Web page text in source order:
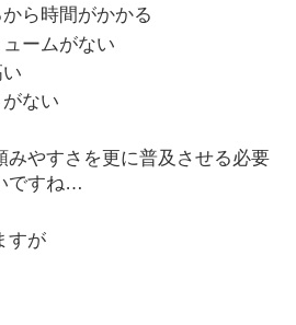
ら時間がかかる
ームがない
ない
みやすさを更に普及させる必要
ですね…
すが